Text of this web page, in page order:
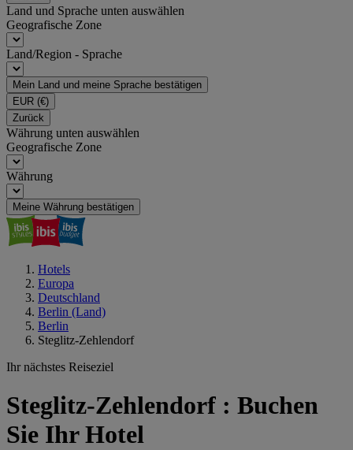
Land und Sprache unten auswählen
Geografische Zone
Land/Region - Sprache
Mein Land und meine Sprache bestätigen
EUR (€)
Zurück
Währung unten auswählen
Geografische Zone
Währung
Meine Währung bestätigen
Hotels
Europa
Deutschland
Berlin (Land)
Berlin
Steglitz-Zehlendorf
Ihr nächstes Reiseziel
Steglitz-Zehlendorf : Buchen
Sie Ihr Hotel